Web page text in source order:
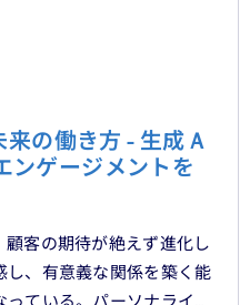
の働き方 - 生成Ａ
ンゲージメントを
客の期待が絶えず進化し
、有意義な関係を築く能
ている。パーソナライ